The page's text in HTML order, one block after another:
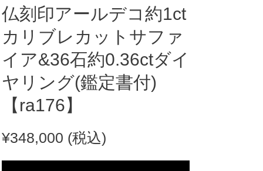
仏刻印アールデコ約1ct
カリブレカットサファ
イア&36石約0.36ctダイ
ヤリング(鑑定書付)
【ra176】
¥348,000 (税込)